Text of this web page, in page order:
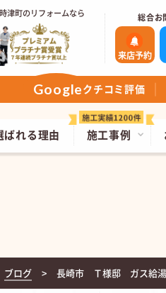
津町のリフォームなら 総合お
来店予約
施工事例
ばれる理由
Googleクチコミ評価
ブログ 長崎市 Ｔ様邸 ガス給